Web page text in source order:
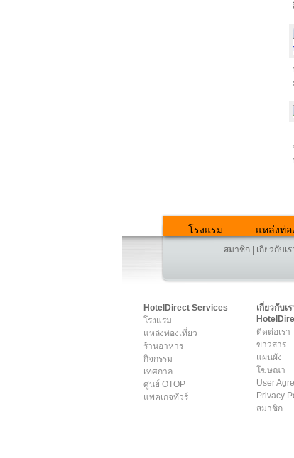
โรงแรม แหล่งท่อ
สมาชิก เกี่ยวกับเร
HotelDirect Services
โรงแรม
แหล่งท่องเที่ยว
ร้านอาหาร
กิจกรรม
เทศกาล
ศูนย์ OTOP
แพคเกจทัวร์
เกี่ยวกับเร
ติดต่อเรา
ข่าวสาร
แผนผัง
โฆษณา
User
Privacy
สมาชิก